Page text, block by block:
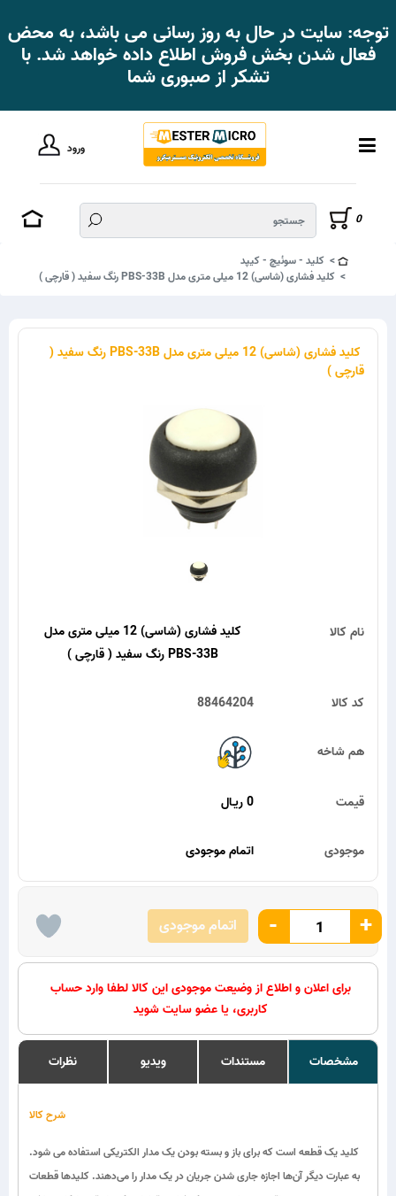
توجه: سایت در حال به روز رسانی می باشد، به محض
فعال شدن بخش فروش اطلاع داده خواهد شد. با
تشکر از صبوری شما
ورود
0
کلید - سوئیچ - کیپد
کلید فشاری (شاسی) 12 میلی متری مدل PBS-33B رنگ سفید ( قارچی )
کلید فشاری (شاسی) 12 میلی متری مدل PBS-33B رنگ سفید (
قارچی )
کلید فشاری (شاسی) 12 میلی متری مدل
PBS-33B رنگ سفید ( قارچی )
نام کالا
88464204 کد کالا
هم شاخه
0 ریـال قیمت
اتمام موجودی موجودی
اتمام موجودی - +
برای اعلان و اطلاع از وضیعت موجودی این کالا لطفا وارد حساب
کاربری، یا عضو سایت شوید
مشخصات مستندات ویدیو نظرات
شرح کالا
کلید یک قطعه است که برای باز و بسته بودن یک مدار الکتریکی استفاده می شود.
به عبارت دیگر آن‌ها اجازه جاری شدن جریان در یک مدار را می‌دهند. کلیدها قطعات